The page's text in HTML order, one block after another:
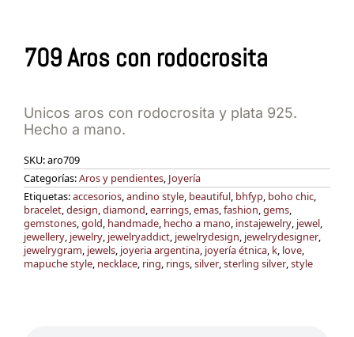
709 Aros con rodocrosita
Unicos aros con rodocrosita y plata 925.
Hecho a mano.
SKU:aro709
Categorías:Aros y pendientes, Joyería
Etiquetas:accesorios,andino style, beautiful, bhfyp, boho chic,
bracelet,design,diamond,earrings,emas,fashion,gems,
gemstones,gold, handmade, hecho a mano, instajewelry, jewel,
jewellery, jewelry, jewelryaddict, jewelrydesign, jewelrydesigner,
jewelrygram, jewels, joyeria argentina, joyería étnica, k, love,
mapuche style, necklace, ring, rings,silver,sterling silver,style